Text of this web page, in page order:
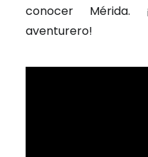
conocer Mérida.
aventurero!